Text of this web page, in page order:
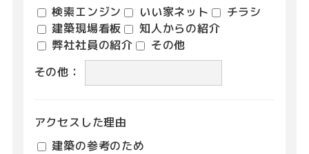
検索エンジン
いい家ネット
チラシ
建築現場看板
知人からの紹介
弊社社員の紹介
その他
その他：
アクセスした理由
建築の参考のため